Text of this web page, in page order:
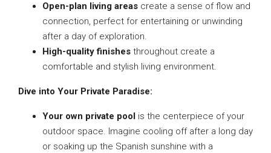
Open-plan living areas create a sense of flow and
connection, perfect for entertaining or unwinding
after a day of exploration.
High-quality finishes throughout create a
comfortable and stylish living environment.
Dive into Your Private Paradise:
Your own private pool is the centerpiece of your
outdoor space. Imagine cooling off after a long day
or soaking up the Spanish sunshine with a